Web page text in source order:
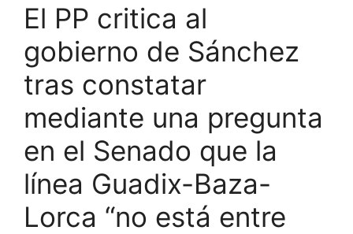
El PP critica al
gobierno de Sánchez
tras constatar
mediante una pregunta
en el Senado que la
línea Guadix-Baza-
Lorca “no está entre